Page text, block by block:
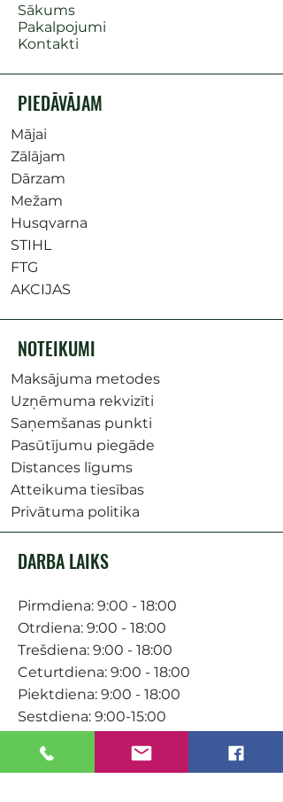
Sākums
Pakalpojumi
Kontakti
PIEDĀVĀJAM
Mājai
Zālājam
Dārzam
Mežam
Husqvarna
STIHL
FTG
AKCIJAS
NOTEIKUMI
Maksājuma metodes
Uzņēmuma rekvizīti
Saņemšanas punkti
Pasūtījumu piegāde
Distances līgums
Atteikuma tiesības
Privātuma politika
DARBA LAIKS
Pirmdiena: 9:00 - 18:00
Otrdiena: 9:00 - 18:00
Trešdiena: 9:00 - 18:00
Ceturtdiena: 9:00 - 18:00
Piektdiena: 9:00 - 18:00
Sestdiena: 9:00-15:00